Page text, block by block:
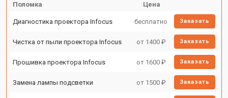
Поломка Цена
Диагностика проектора Infocus бесплатно Заказать
Чистка от пыли проектора Infocus от 1400 ₽ Заказать
Прошивка проектора Infocus от 1600 ₽ Заказать
Замена лампы подсветки от 1500 ₽ Заказать